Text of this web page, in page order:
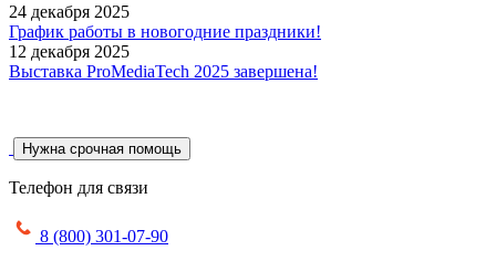
24 декабря 2025
График работы в новогодние праздники!
12 декабря 2025
Выставка ProMediaTech 2025 завершена!
Нужна срочная помощь
Телефон для связи
8 (800) 301-07-90